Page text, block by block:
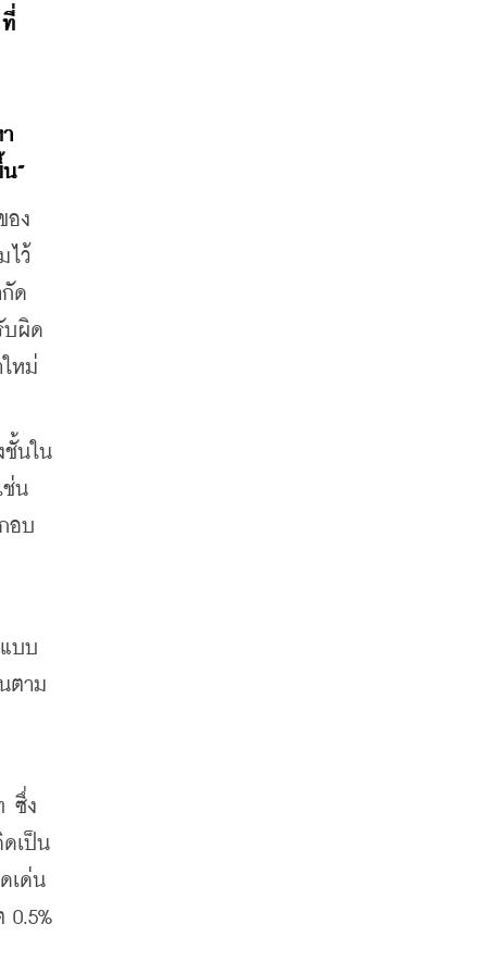
ที่
”
อง
ไว้
ด
บผิด
หม่
นใน
ช่น
อบ
บบ
ตาม
ซึ่ง
เป็น
เด่น
0.5%